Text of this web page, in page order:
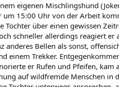
eigenen Mischlingshund
15:00 Uhr von der Arbeit
über einen gewissen
schneller allerdings reagiert
Bellen als sonst,
Trekker.
er Rufen und Pfeifen, kam
auf wildfremde Menschen in